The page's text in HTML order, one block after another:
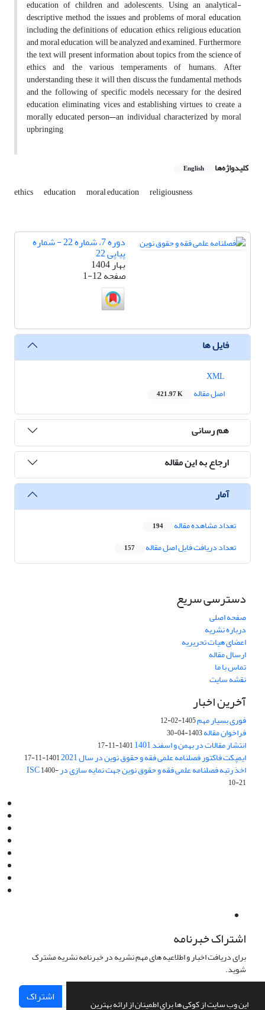
این وب سایت از کوکی ها برای اطمینان از ارائه بهترین
education of children and adolescents. Using an analytical-
descriptive method, the issues and problems of moral education,
including the definitions of education, ethics, religious education,
and moral education, will be analyzed and examined. Furthermore,
the text will present information about topics from the science of
ethics and the various temperaments of humans. After
understanding these, it will then discuss the fundamental methods
and the following of specific models necessary for the desired
education, eliminating vices and establishing virtues to create a
morally educated person—an individual characterized by moral
upbringing
کلیدواژه‌ها English
ethics education moral education religiousness
دوره 7، شماره 22 - شماره
پیاپی 22
بهار 1404
صفحه1-12
فایل ها
اصل مقاله
421.97 K
هم رسانی
ارجاع به این مقاله
آمار
تعداد مشاهده مقاله 194
تعداد دریافت فایل اصل مقاله 157
دسترسی سریع
صفحه اصلی
درباره نشریه
اعضای هیات تحریریه
ارسال مقاله
تماس با ما
نقشه سایت
آخرین اخبار
فوری بسیار مهم1405-02-12
فراخوان مقاله1403-04-30
انتشار مقالات در بهمن و اسفند 1401 1401-11-17
ایمپکت فاکتور فصلنامه علمی فقه و حقوق نوین در سال 2021 1401-11-17
اخذ رتبه فصلنامه علمی فقه و حقوق نوین جهت نمایه سازی در ISC1400-
10-21
اشتراک خبرنامه
برای دریافت اخبار و اطلاعیه های مهم نشریه در خبرنامه نشریه مشترک
شوید.
اشتراک